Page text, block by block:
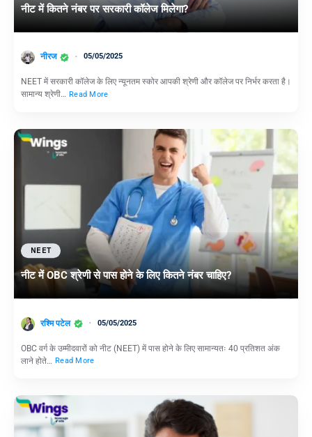
नीट में कितने नंबर पर सरकारी कॉलेज मिलेगा?
नीरज 05/05/2025
NEET में सरकारी कॉलेज के लिए न्यूनतम स्कोर आपकी श्रेणी और कॉलेज पर निर्भर करता है।
सामान्य श्रेणी… Read More
NEET
नीट में OBC श्रेणी से पास होने के लिए कितने नंबर चाहिए?
रश्मि पटेल 05/05/2025
OBC वर्ग के उम्मीदवारों को नीट (NEET) में पास होने के लिए सामान्यतः 40 प्रतिशत अंक
लाने होते… Read More